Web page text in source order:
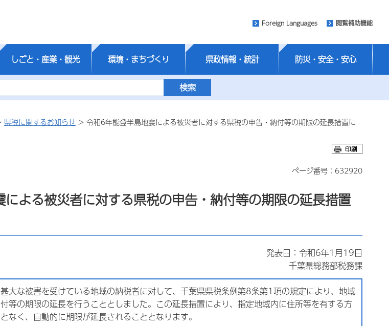
Foreign Languages 閲覧補助機能
しごと・産業・観光 環境・まちづくり 県政情報・統計 防災・安全・安心
県税に関するお知らせ > 令和6年能登半島地震による被災者に対する県税の申告・納付等の期限の延長措置に
ページ番号：632920
よる被災者に対する県税の申告・納付等の期限の延長措置
発表日：令和6年1月19日
千葉県総務部税務課
大な被害を受けている地域の納税者に対して、千葉県県税条例第8条第1項の規定により、地域
等の期限の延長を行うこととしました。この延長措置により、指定地域内に住所等を有する方
なく、自動的に期限が延長されることとなります。